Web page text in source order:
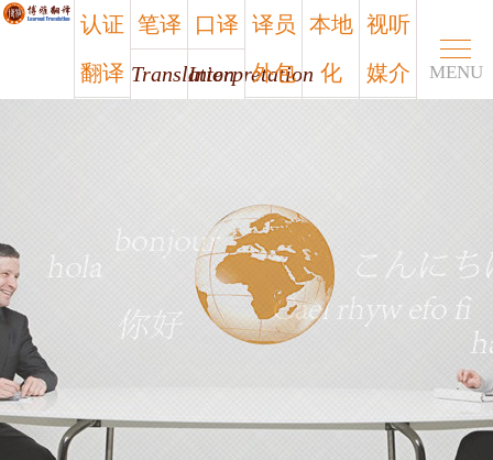
认证
翻译
笔译
Translation
口译
Interpretation
译员
外包
外包
本地
化
化
视听
媒介
MENU